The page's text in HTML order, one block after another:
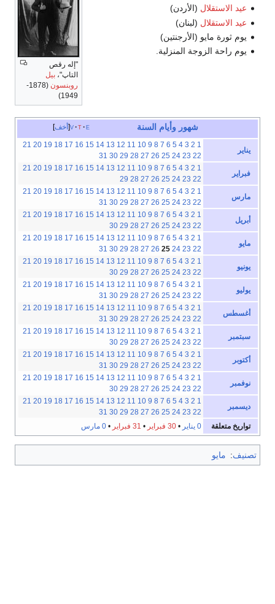
"إله رقص
التاپ"، بيل
روبنسون
(1878-
1949)
عيد الاستقلال (الأردن)
عيد الاستقلال (لبنان)
يوم ثورة مايو (الأرجنتين)
يوم راحة الزوجة المنزلية.
أخف v t e شهور وأيام السنة
يناير
1
2
3
4
5
6
7
8
9
10
11
12
13
14
15
16
17
18
19
20
21
22
23
24
25
26
27
28
29
30
31
فبراير
1
2
3
4
5
6
7
8
9
10
11
12
13
14
15
16
17
18
19
20
21
22
23
24
25
26
27
28
29
مارس
1
2
3
4
5
6
7
8
9
10
11
12
13
14
15
16
17
18
19
20
21
22
23
24
25
26
27
28
29
30
31
أبريل
1
2
3
4
5
6
7
8
9
10
11
12
13
14
15
16
17
18
19
20
21
22
23
24
25
26
27
28
29
30
مايو
1
2
3
4
5
6
7
8
9
10
11
12
13
14
15
16
17
18
19
20
21
22
23
24
25
26
27
28
29
30
31
يونيو
1
2
3
4
5
6
7
8
9
10
11
12
13
14
15
16
17
18
19
20
21
22
23
24
25
26
27
28
29
30
يوليو
1
2
3
4
5
6
7
8
9
10
11
12
13
14
15
16
17
18
19
20
21
22
23
24
25
26
27
28
29
30
31
أغسطس
1
2
3
4
5
6
7
8
9
10
11
12
13
14
15
16
17
18
19
20
21
22
23
24
25
26
27
28
29
30
31
سبتمبر
1
2
3
4
5
6
7
8
9
10
11
12
13
14
15
16
17
18
19
20
21
22
23
24
25
26
27
28
29
30
أكتوبر
1
2
3
4
5
6
7
8
9
10
11
12
13
14
15
16
17
18
19
20
21
22
23
24
25
26
27
28
29
30
31
نوفمبر
1
2
3
4
5
6
7
8
9
10
11
12
13
14
15
16
17
18
19
20
21
22
23
24
25
26
27
28
29
30
ديسمبر
1
2
3
4
5
6
7
8
9
10
11
12
13
14
15
16
17
18
19
20
21
22
23
24
25
26
27
28
29
30
31
تواريخ متعلقة
0 يناير •30 فبراير • 31 فبراير •0 مارس
تصنيف: مايو